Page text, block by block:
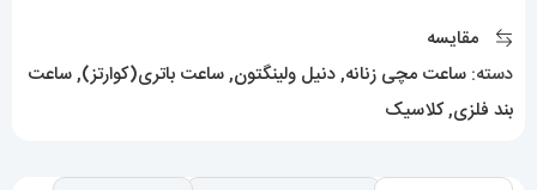
رنگ
بیضی
مقایسه
دسته: ساعت مچی زنانه,دنیل ولینگتون,ساعت باتری(کوارتز),ساعت
بند فلزی,کلاسیک